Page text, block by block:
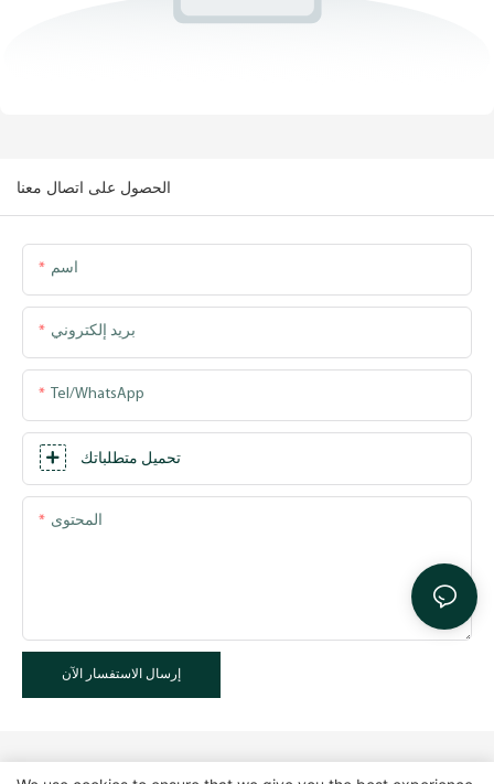
الحصول على اتصال معنا
اسم
بريد إلكتروني
Tel/WhatsApp
تحميل متطلباتك
المحتوى
إرسال الاستفسار الآن